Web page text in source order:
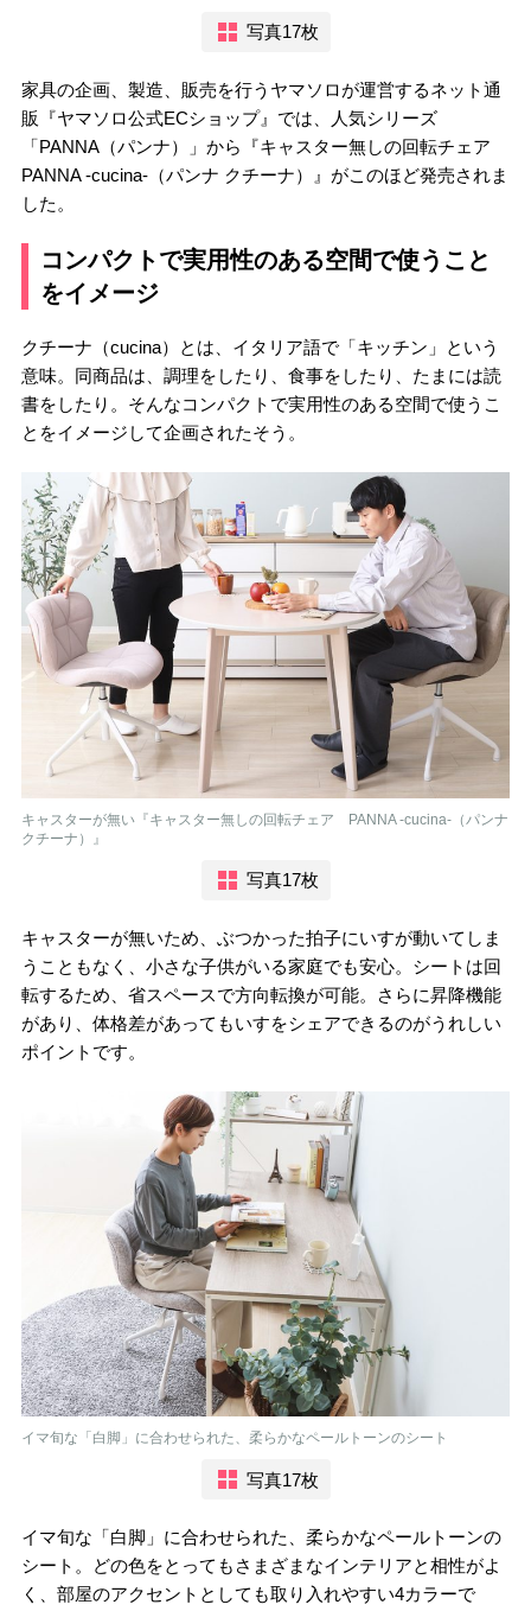
写真17枚
家具の企画、製造、販売を行うヤマソロが運営するネット通
販『ヤマソロ公式ECショップ』では、人気シリーズ
「PANNA（パンナ）」から『キャスター無しの回転チェア
PANNA -cucina-（パンナ クチーナ）』がこのほど発売されま
した。
コンパクトで実用性のある空間で使うこと
をイメージ
クチーナ（cucina）とは、イタリア語で「キッチン」という
意味。同商品は、調理をしたり、食事をしたり、たまには読
書をしたり。そんなコンパクトで実用性のある空間で使うこ
とをイメージして企画されたそう。
キャスターが無い『キャスター無しの回転チェア PANNA -cucina-（パンナ
クチーナ）』
写真17枚
キャスターが無いため、ぶつかった拍子にいすが動いてしま
うこともなく、小さな子供がいる家庭でも安心。シートは回
転するため、省スペースで方向転換が可能。さらに昇降機能
があり、体格差があってもいすをシェアできるのがうれしい
ポイントです。
イマ旬な「白脚」に合わせられた、柔らかなペールトーンのシート
写真17枚
イマ旬な「白脚」に合わせられた、柔らかなペールトーンの
シート。どの色をとってもさまざまなインテリアと相性がよ
く、部屋のアクセントとしても取り入れやすい4カラーで